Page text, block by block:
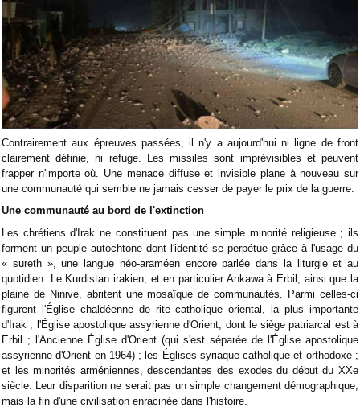
Contrairement aux épreuves passées, il n'y a aujourd'hui ni ligne de front
clairement définie, ni refuge. Les missiles sont imprévisibles et peuvent
frapper n'importe où. Une menace diffuse et invisible plane à nouveau sur
une communauté qui semble ne jamais cesser de payer le prix de la guerre.
Une communauté au bord de l'extinction
Les chrétiens d'Irak ne constituent pas une simple minorité religieuse ; ils
forment un peuple autochtone dont l'identité se perpétue grâce à l'usage du
« sureth », une langue néo-araméen encore parlée dans la liturgie et au
quotidien. Le Kurdistan irakien, et en particulier Ankawa à Erbil, ainsi que la
plaine de Ninive, abritent une mosaïque de communautés. Parmi celles-ci
figurent l'Église chaldéenne de rite catholique oriental, la plus importante
d'Irak ; l'Église apostolique assyrienne d'Orient, dont le siège patriarcal est à
Erbil ; l'Ancienne Église d'Orient (qui s'est séparée de l'Église apostolique
assyrienne d'Orient en 1964) ; les Églises syriaque catholique et orthodoxe ;
et les minorités arméniennes, descendantes des exodes du début du XXe
siècle. Leur disparition ne serait pas un simple changement démographique,
mais la fin d'une civilisation enracinée dans l'histoire.